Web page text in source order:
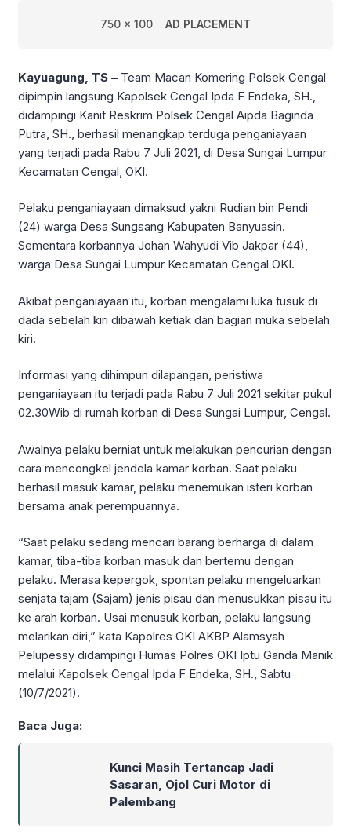
750 x 100 AD PLACEMENT
Kayuagung, TS – Team Macan Komering Polsek Cengal
dipimpin langsung Kapolsek Cengal Ipda F Endeka, SH.,
didampingi Kanit Reskrim Polsek Cengal Aipda Baginda
Putra, SH., berhasil menangkap terduga penganiayaan
yang terjadi pada Rabu 7 Juli 2021, di Desa Sungai Lumpur
Kecamatan Cengal, OKI.
Pelaku penganiayaan dimaksud yakni Rudian bin Pendi
(24) warga Desa Sungsang Kabupaten Banyuasin.
Sementara korbannya Johan Wahyudi Vib Jakpar (44),
warga Desa Sungai Lumpur Kecamatan Cengal OKI.
Akibat penganiayaan itu, korban mengalami luka tusuk di
dada sebelah kiri dibawah ketiak dan bagian muka sebelah
kiri.
Informasi yang dihimpun dilapangan, peristiwa
penganiayaan itu terjadi pada Rabu 7 Juli 2021 sekitar pukul
02.30Wib di rumah korban di Desa Sungai Lumpur, Cengal.
Awalnya pelaku berniat untuk melakukan pencurian dengan
cara mencongkel jendela kamar korban. Saat pelaku
berhasil masuk kamar, pelaku menemukan isteri korban
bersama anak perempuannya.
“Saat pelaku sedang mencari barang berharga di dalam
kamar, tiba-tiba korban masuk dan bertemu dengan
pelaku. Merasa kepergok, spontan pelaku mengeluarkan
senjata tajam (Sajam) jenis pisau dan menusukkan pisau itu
ke arah korban. Usai menusuk korban, pelaku langsung
melarikan diri,” kata Kapolres OKI AKBP Alamsyah
Pelupessy didampingi Humas Polres OKI Iptu Ganda Manik
melalui Kapolsek Cengal Ipda F Endeka, SH., Sabtu
(10/7/2021).
Baca Juga:
Kunci Masih Tertancap Jadi
Sasaran, Ojol Curi Motor di
Palembang